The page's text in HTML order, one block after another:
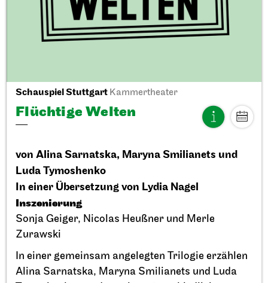
Schauspiel Stuttgart Kammertheater
Flüchtige Welten
von Alina Sarnatska, Maryna Smilianets und
Luda Tymoshenko
In einer Übersetzung von Lydia Nagel
Inszenierung
Sonja Geiger, Nicolas Heußner und Merle
Zurawski
In einer gemeinsam angelegten Trilogie erzählen
Alina Sarnatska, Maryna Smilianets und Luda
Stuttgarter BallettStadtPalais
Präsentation des Stuttgarter
Ballett Annuals
11.09.2026